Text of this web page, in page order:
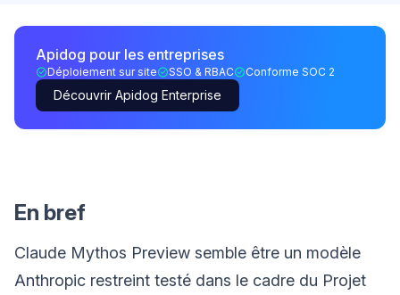
Apidog pour les entreprises
Déploiement sur site SSO & RBAC Conforme SOC 2
Découvrir Apidog Enterprise
En bref
Claude Mythos Preview semble être un modèle
Anthropic restreint testé dans le cadre du Projet